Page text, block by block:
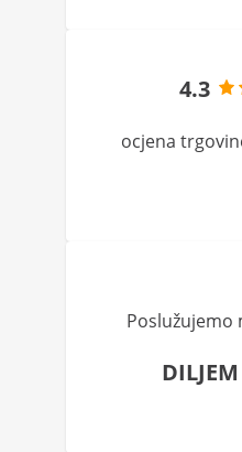
4.3
ocjena
Poslužujemo